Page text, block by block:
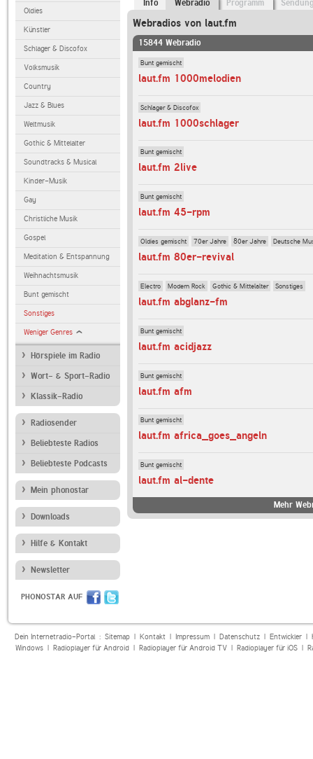
Oldies
Künstler
Schlager & Discofox
Volksmusik
Country
Jazz & Blues
Weltmusik
Gothic & Mittelalter
Soundtracks & Musical
Kinder-Musik
Gay
Christliche Musik
Gospel
Meditation & Entspannung
Weihnachtsmusik
Bunt gemischt
Sonstiges
Weniger Genres
Hörspiele im Radio
Wort- & Sport-Radio
Klassik-Radio
Radiosender
Beliebteste Radios
Beliebteste Podcasts
Mein phonostar
Downloads
Hilfe & Kontakt
Newsletter
PHONOSTAR AUF
Info Webradio Programm
Webradios von laut.fm
15844 Webradio
Bunt gemischt
laut.fm 1000melodien
Schlager & Discofox
laut.fm 1000schlager
Bunt gemischt
laut.fm 2live
Bunt gemischt
laut.fm 45-rpm
Oldies gemischt 70er Jahre 80er Jahre Deutsche
laut.fm 80er-revival
Electro Modern Rock Gothic & Mittelalter Sonstiges
laut.fm abglanz-fm
Bunt gemischt
laut.fm acidjazz
Bunt gemischt
laut.fm afm
Bunt gemischt
laut.fm africa_goes_angeln
Bunt gemischt
laut.fm al-dente
Mehr
Dein Internetradio-Portal : Sitemap| Kontakt| Impressum| Datenschutz| Entwickler|
Windows| Radioplayer für Android| Radioplayer für Android TV| Radioplayer für iOS|